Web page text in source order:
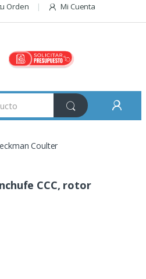
Orden Mi Cuenta
Coulter
CCC, rotor